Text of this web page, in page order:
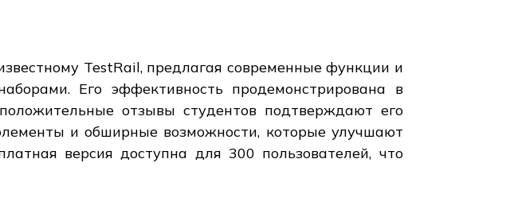
TestRail, предлагая современные функции и
Его эффективность продемонстрирована в
отзывы студентов подтверждают его
и обширные возможности, которые улучшают
версия доступна для 300 пользователей, что